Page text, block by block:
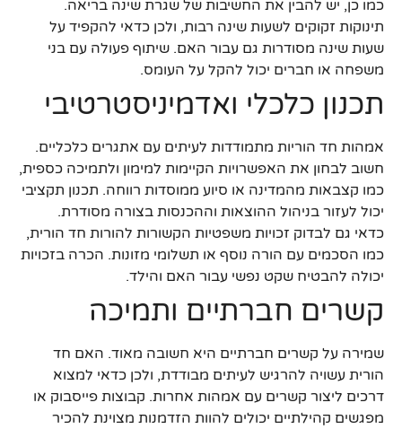
כמו כן, יש להבין את החשיבות של שגרת שינה בריאה.
תינוקות זקוקים לשעות שינה רבות, ולכן כדאי להקפיד על
שעות שינה מסודרות גם עבור האם. שיתוף פעולה עם בני
משפחה או חברים יכול להקל על העומס.
תכנון כלכלי ואדמיניסטרטיבי
אמהות חד הוריות מתמודדות לעיתים עם אתגרים כלכליים.
חשוב לבחון את האפשרויות הקיימות למימון ולתמיכה כספית,
כמו קצבאות מהמדינה או סיוע ממוסדות רווחה. תכנון תקציבי
יכול לעזור בניהול ההוצאות וההכנסות בצורה מסודרת.
כדאי גם לבדוק זכויות משפטיות הקשורות להורות חד הורית,
כמו הסכמים עם הורה נוסף או תשלומי מזונות. הכרה בזכויות
יכולה להבטיח שקט נפשי עבור האם והילד.
קשרים חברתיים ותמיכה
שמירה על קשרים חברתיים היא חשובה מאוד. האם חד
הורית עשויה להרגיש לעיתים מבודדת, ולכן כדאי למצוא
דרכים ליצור קשרים עם אמהות אחרות. קבוצות פייסבוק או
מפגשים קהילתיים יכולים להוות הזדמנות מצוינת להכיר